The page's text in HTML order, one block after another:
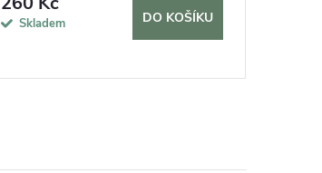
Skladem DO KOŠÍKU